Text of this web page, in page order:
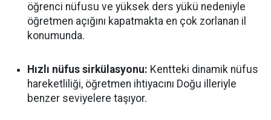
öğrenci nüfusu ve yüksek ders yükü nedeniyle
öğretmen açığını kapatmakta en çok zorlanan il
konumunda.
Hızlı nüfus sirkülasyonu: Kentteki dinamik nüfus
hareketliliği, öğretmen ihtiyacını Doğu illeriyle
benzer seviyelere taşıyor.